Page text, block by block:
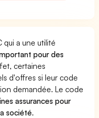
a une utilité
pour des
certaines
d'offres si leur code
demandée. Le code
assurances pour
société.